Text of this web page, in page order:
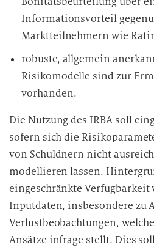
Informationsvorteil
Marktteilnehmern wie
robuste, allgemein
Risikomodelle sind zur
vorhanden.
Die Nutzung des IRBA soll
sofern sich die
von Schuldnern nicht
modellieren lassen.
eingeschränkte
Inputdaten, insbesondere zu
Verlustbeobachtungen,
Ansätze infrage stellt. Dies